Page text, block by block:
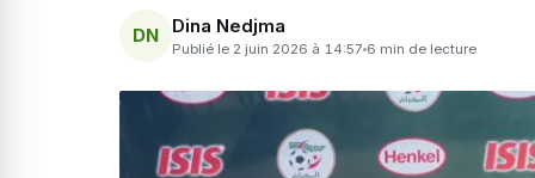
DN Dina Nedjma
Publié le 2 juin 2026 à 14:57 6 min de lecture